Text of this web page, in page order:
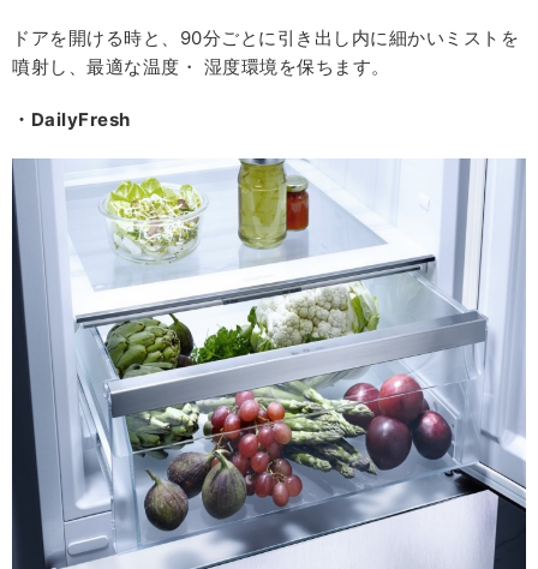
ドアを開ける時と、90分ごとに引き出し内に細かいミストを
噴射し、最適な温度・ 湿度環境を保ちます。
・DailyFresh